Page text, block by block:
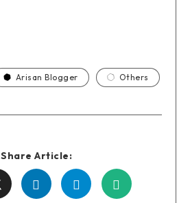
Arisan Blogger Others
Share Article:
Share Share Share Share